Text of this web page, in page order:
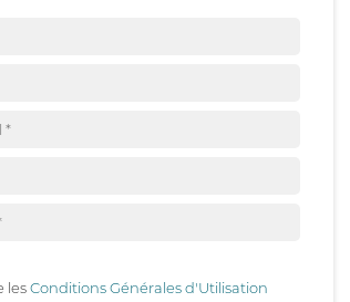
lesConditions Générales d'Utilisation